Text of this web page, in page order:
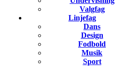
Valgfag
Linjefag
Dans
Design
Fodbold
Musik
Sport